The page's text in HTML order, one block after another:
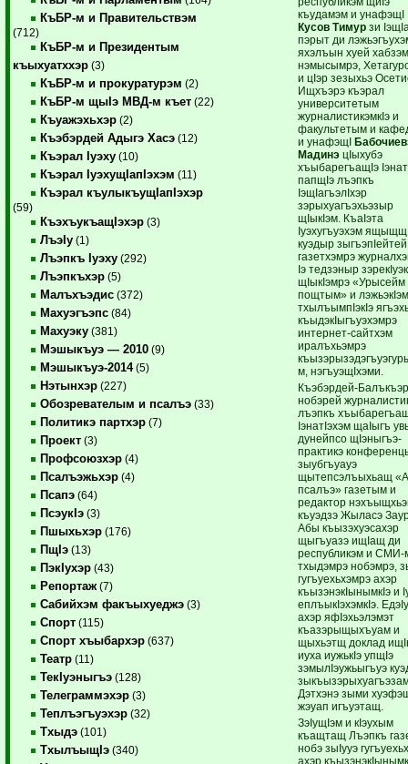
КъБР-м и Правительствэм
(712)
КъБР-м и Президентым
къыхуатххэр (3)
КъБР-м и прокуратурэм (2)
КъБР-м щыIэ МВД-м къет (22)
Къуажэхьхэр (2)
Къэбэрдей Адыгэ Хасэ (12)
Къэрал Iуэху (10)
Къэрал IуэхущIапIэхэм (11)
Къэрал къулыкъущIапIэхэр
(59)
КъэхъукъащIэхэр (3)
ЛъэIу (1)
Лъэпкъ Iуэху (292)
Лъэпкъхэр (5)
Малъхъэдис (372)
Махуэгъэпс (84)
Махуэку (381)
Мэшыкъуэ — 2010 (9)
Мэшыкъуэ-2014(5)
Нэтынхэр (227)
Обозревателым и псалъэ (33)
Политикэ партхэр (7)
Проект (3)
Профсоюзхэр (4)
Псалъэжьхэр (4)
Псапэ (64)
ПсэукIэ (3)
Пшыхьхэр (176)
ПщIэ (13)
ПэкIухэр (43)
Репортаж (7)
Сабийхэм факъыхуеджэ (3)
Спорт (115)
Спорт хъыбархэр (637)
Театр (11)
ТекIуэныгъэ (128)
Телеграммэхэр (3)
Теплъэгъуэхэр (32)
Тхыдэ (101)
ТхылъыщIэ (340)
къудамэм и унафэщI
Кусов Тимур зи
пэрыт ди
яхэлъын хуей
нэмысымрэ,
и цIэр зезыхьэ
Ищхъэрэ къэрал
университетым
журналистикэмкIэ и
факультетым и
и унафэщI
Мадинэ цIыхубэ
хъыбарегъащIэ
папщIэ лъэпкъ
IэщIагъэлIхэр
зэрыхуагъэхьэзыр
щIыкIэм. КъаIэта
Iуэхугъуэхэм ящыщщ
куэдыр зыгъэпIейтей
газетхэмрэ
Iэ тедзэныр
щIыкIэмрэ «Урысейм
пощтым» и
тхылъымпIэкIэ
къыдэкIыгъуэхэмрэ
интернет-сайтхэм
иралъхьэмрэ
м, нэгъуэщIхэми.
Къэбэрдей-
нобэрей
лъэпкъ
IэнатIэхэм щаIыгъ
дунейпсо щIэныгъэ-
практикэ
зыубгъуауэ
щытепсэлъыхьащ
псалъэ» газетым и
редактор
къуэдзэ Жыласэ
Абы къызэхуэсахэр
щыгъуазэ ищIащ ди
республикэм и СМИ-
тхыдэмрэ нобэмрэ,
гугъуехьхэмрэ ахэр
къызэнэкIынымкIэ и
еплъыкIэхэмкIэ.
ахэр яфIэхьэлэмэт
къазэрыщыхъуам и
щыхьэтщ доклад
иуха иужькIэ упщIэ
зэмылIэужьыгъуэ
Дэтхэнэ зыми
жэуап игъуэтащ.
ЗэIущIэм и кIэухым
къащтащ Лъэпкъ
нобэ зыIууэ
ахэр